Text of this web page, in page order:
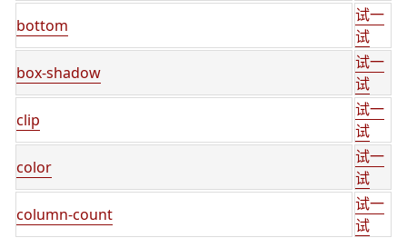
bottom
试一
试
box-shadow
试一
试
clip
试一
试
color
试一
试
column-count
试一
试